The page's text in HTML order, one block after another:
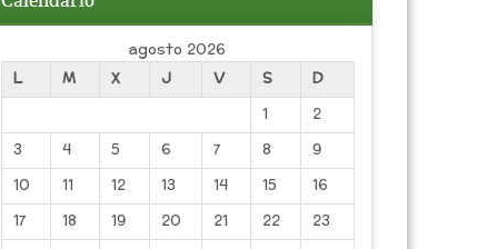
agosto 2026
L
M X J V S
D
1
2
3
4 5 6 7 8
9
10
11 12 13 14 15
16
17
18 19 20 21 22
23